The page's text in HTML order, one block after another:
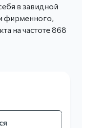
в завидной
фирменного,
на частоте 868